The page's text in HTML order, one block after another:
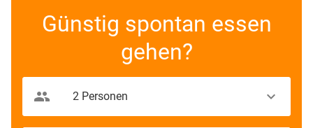
Günstig spontan essen
gehen?